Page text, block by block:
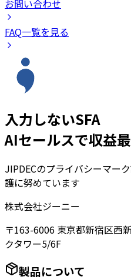
お問い合わせ
FAQ一覧を見る
入力しないSFA
AIセールスで収益
JIPDECのプライバシーマー
護に努めています
株式会社ジーニー
〒163-6006 東京都新宿区西
クタワー5/6F
製品について